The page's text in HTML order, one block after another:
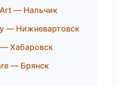
— Нальчик
— Нижневартовск
Хабаровск
— Брянск